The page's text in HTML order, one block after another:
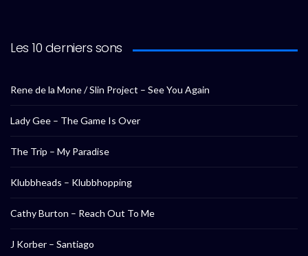
Les 10 derniers sons
Rene de la Mone / Slin Project – See You Again
Lady Gee – The Game Is Over
The Trip – My Paradise
Klubbheads – Klubbhopping
Cathy Burton – Reach Out To Me
J Korber – Santiago